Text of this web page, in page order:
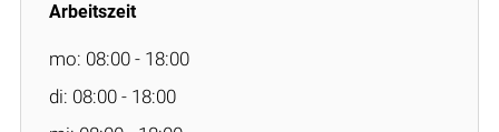
mo: 08:00 - 18:00
di: 08:00 - 18:00